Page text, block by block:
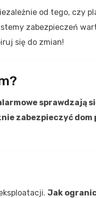
od tego, czy
zabezpieczeń
się do zmian!
sprawdzają
zabezpieczyć dom
Jak